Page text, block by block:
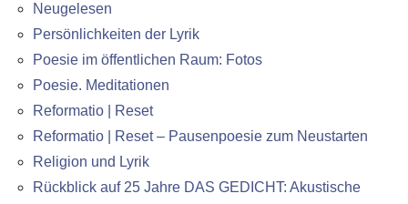
Neugelesen
Persönlichkeiten der Lyrik
Poesie im öffentlichen Raum: Fotos
Poesie. Meditationen
Reformatio | Reset
Reformatio | Reset – Pausenpoesie zum Neustarten
Religion und Lyrik
Rückblick auf 25 Jahre DAS GEDICHT: Akustische